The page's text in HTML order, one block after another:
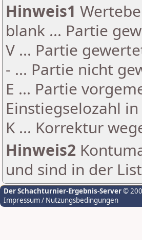
Hinweis1
blank ... Partie
V ... Partie
- ... Partie nicht
E ... Partie
Einstiegselozahl
K ... Korrektur
Hinweis2
und sind in der
Der Schachturnier-Ergebnis-Server©
Impressum / Nutzungsbedingungen